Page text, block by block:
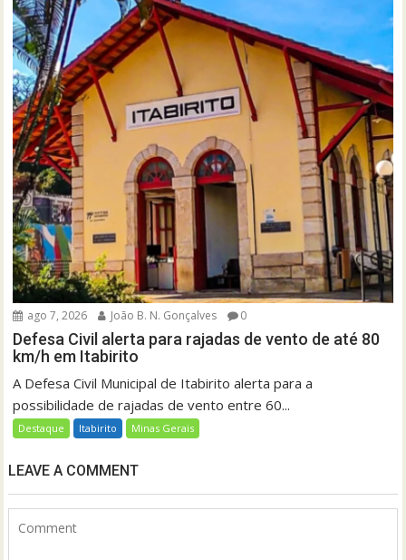
ago 7, 2026 João B. N. Gonçalves 0
Defesa Civil alerta para rajadas de vento de até 80
km/h em Itabirito
A Defesa Civil Municipal de Itabirito alerta para a
possibilidade de rajadas de vento entre 60...
Destaque Itabirito Minas Gerais
LEAVE A COMMENT